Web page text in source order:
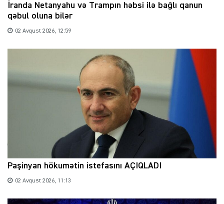
İranda Netanyahu və Trampın həbsi ilə bağlı qanun
qəbul oluna bilər
02 Avqust 2026, 12:59
Paşinyan hökumətin istefasını AÇIQLADI
02 Avqust 2026, 11:13